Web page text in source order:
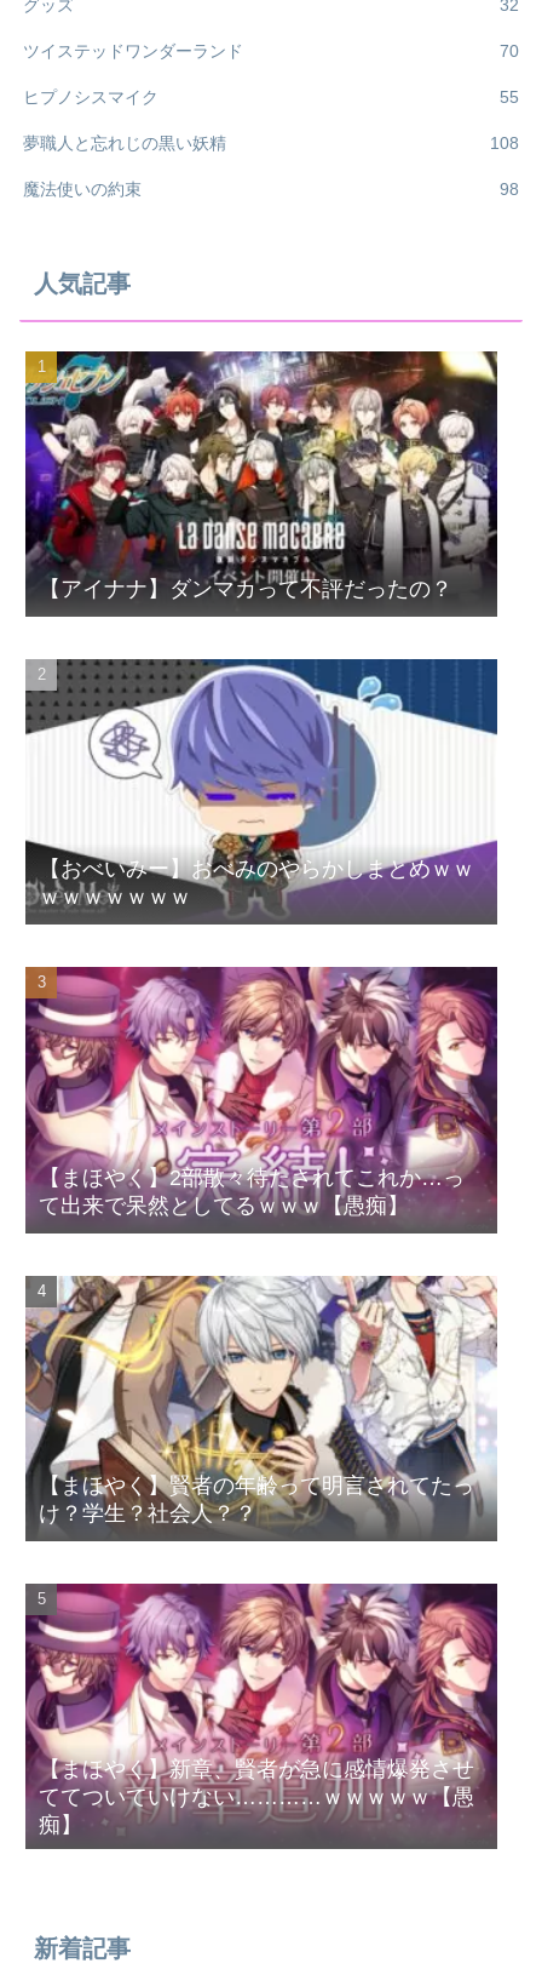
グッズ 32
ツイステッドワンダーランド 70
ヒプノシスマイク 55
夢職人と忘れじの黒い妖精 108
魔法使いの約束 98
人気記事
【アイナナ】ダンマカって不評だったの？
【おべいみー】おべみのやらかしまとめｗｗ
ｗｗｗｗｗｗｗ
【まほやく】2部散々待たされてこれか…っ
て出来で呆然としてるｗｗｗ【愚痴】
【まほやく】賢者の年齢って明言されてたっ
け？学生？社会人？？
【まほやく】新章、賢者が急に感情爆発させ
ててついていけない…………ｗｗｗｗｗ【愚
痴】
新着記事